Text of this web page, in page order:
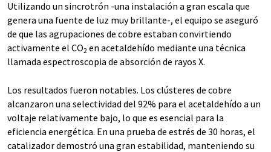
Utilizando un sincrotrón -una instalación a gran escala que
genera una fuente de luz muy brillante-, el equipo se aseguró
de que las agrupaciones de cobre estaban convirtiendo
activamente el CO2 en acetaldehído mediante una técnica
llamada espectroscopia de absorción de rayos X.
Los resultados fueron notables. Los clústeres de cobre
alcanzaron una selectividad del 92% para el acetaldehído a un
voltaje relativamente bajo, lo que es esencial para la
eficiencia energética. En una prueba de estrés de 30 horas, el
catalizador demostró una gran estabilidad, manteniendo su